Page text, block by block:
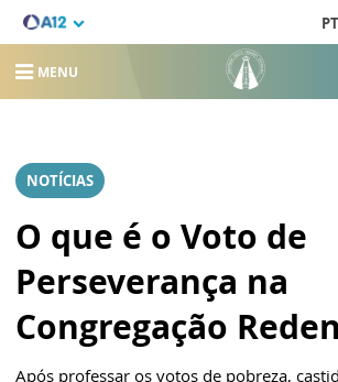
PT
MENU
NOTÍCIAS
O que é o Voto de
Perseverança na
Congregação
Após professar os votos de pobreza,